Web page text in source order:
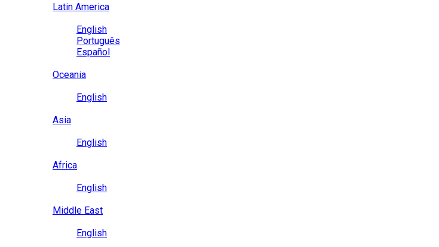
Latin America
English
Português
Español
Oceania
English
Asia
English
Africa
English
Middle East
English